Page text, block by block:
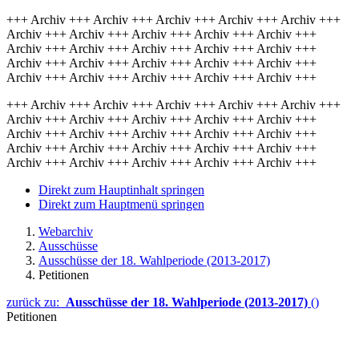
+++ Archiv +++ Archiv +++ Archiv +++ Archiv +++ Archiv +++
Archiv +++ Archiv +++ Archiv +++ Archiv +++ Archiv +++
Archiv +++ Archiv +++ Archiv +++ Archiv +++ Archiv +++
Archiv +++ Archiv +++ Archiv +++ Archiv +++ Archiv +++
Archiv +++ Archiv +++ Archiv +++ Archiv +++ Archiv +++
+++ Archiv +++ Archiv +++ Archiv +++ Archiv +++ Archiv +++
Archiv +++ Archiv +++ Archiv +++ Archiv +++ Archiv +++
Archiv +++ Archiv +++ Archiv +++ Archiv +++ Archiv +++
Archiv +++ Archiv +++ Archiv +++ Archiv +++ Archiv +++
Archiv +++ Archiv +++ Archiv +++ Archiv +++ Archiv +++
Direkt zum Hauptinhalt springen
Direkt zum Hauptmenü springen
Webarchiv
Ausschüsse
Ausschüsse der 18. Wahlperiode (2013-2017)
Petitionen
zurück zu: Ausschüsse der 18. Wahlperiode (2013-2017) ()
Petitionen